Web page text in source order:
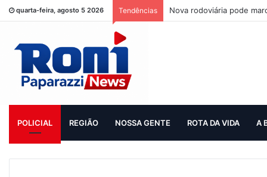
quarta-feira, agosto 5 2026 Tendências Nova rodoviária pode
POLICIAL REGIÃO NOSSA GENTE ROTA DA VIDA A